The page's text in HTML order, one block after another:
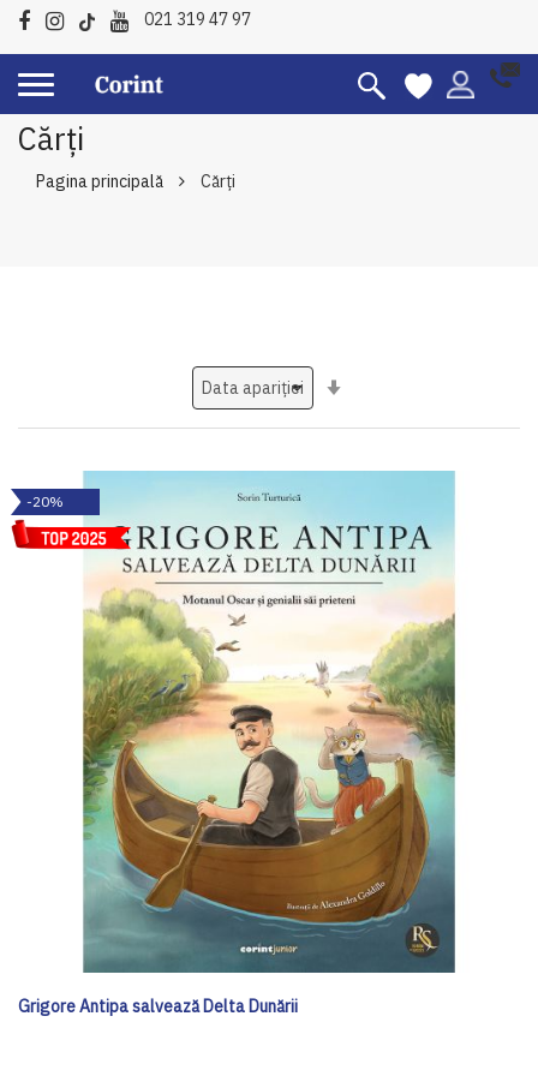
021 319 47 97
Cărți
Pagina principală Cărți
-20%
Grigore Antipa salvează Delta Dunării